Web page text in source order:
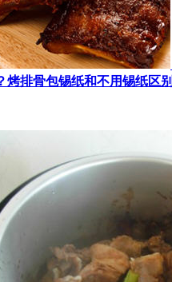
烤排骨包锡纸和不用锡纸区别